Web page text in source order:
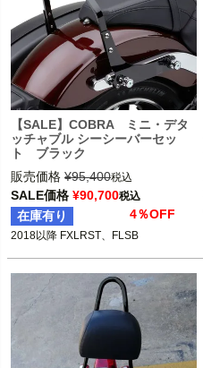
【SALE】COBRA ミニ・デタ
ッチャブル シーシーバーセッ
ト ブラック
販売価格 ¥95,400税込
SALE価格 ¥90,700税込
在庫有り 4％OFF
2018以降 FXLRST、FLSB